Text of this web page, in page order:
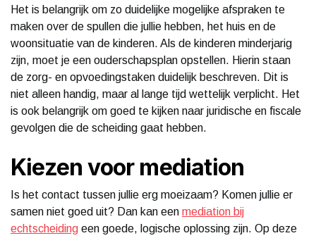
Het is belangrijk om zo duidelijke mogelijke afspraken te
maken over de spullen die jullie hebben, het huis en de
woonsituatie van de kinderen. Als de kinderen minderjarig
zijn, moet je een ouderschapsplan opstellen. Hierin staan
de zorg- en opvoedingstaken duidelijk beschreven. Dit is
niet alleen handig, maar al lange tijd wettelijk verplicht. Het
is ook belangrijk om goed te kijken naar juridische en fiscale
gevolgen die de scheiding gaat hebben.
Kiezen voor mediation
Is het contact tussen jullie erg moeizaam? Komen jullie er
samen niet goed uit? Dan kan een mediation bij
echtscheiding een goede, logische oplossing zijn. Op deze